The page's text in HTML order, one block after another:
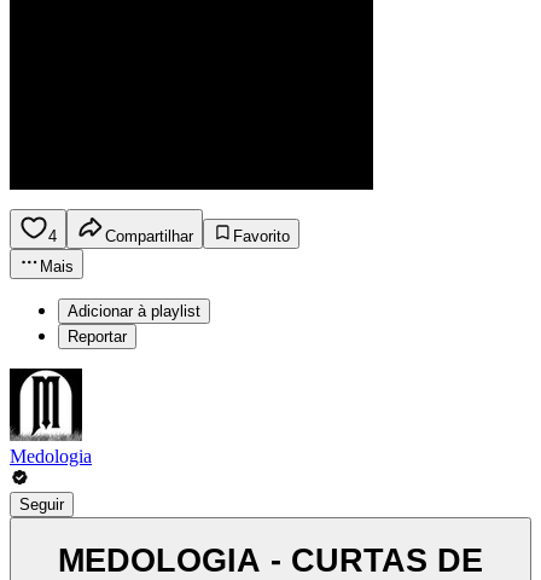
4 Compartilhar
Favorito
Mais
Adicionar à playlist
Reportar
Medologia
Seguir
MEDOLOGIA - CURTAS DE